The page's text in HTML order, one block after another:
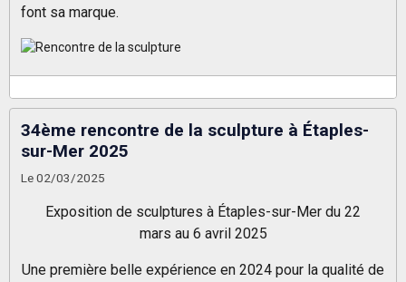
font sa marque.
34ème rencontre de la sculpture à Étaples-
sur-Mer 2025
Le 02/03/2025
Exposition de sculptures à Étaples-sur-Mer du 22
mars au 6 avril 2025
Une première belle expérience en 2024 pour la qualité de